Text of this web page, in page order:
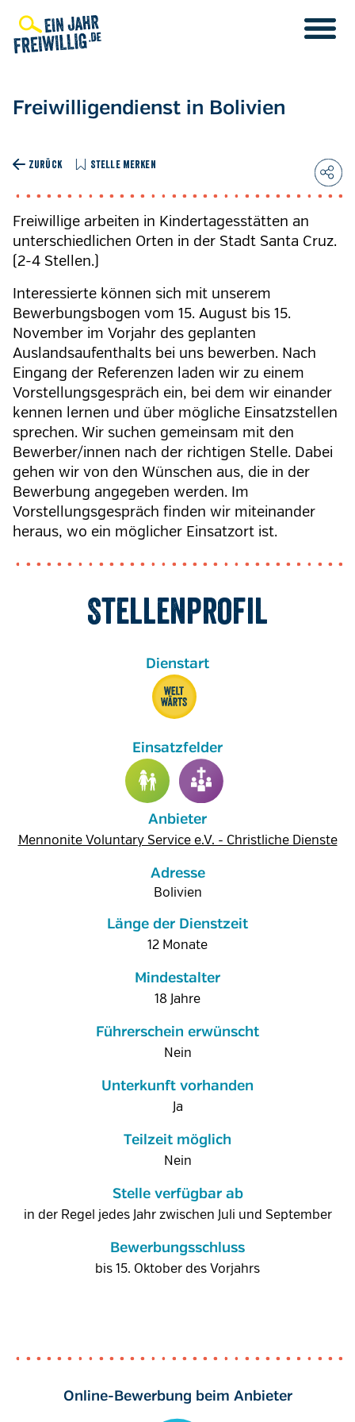
zum
Inhalt
Freiwilligendienst in Bolivien
ZURÜCK STELLE MERKEN
Freiwillige arbeiten in Kindertagesstätten an
unterschiedlichen Orten in der Stadt Santa Cruz.
(2-4 Stellen.)
Interessierte können sich mit unserem
Bewerbungsbogen vom 15. August bis 15.
November im Vorjahr des geplanten
Auslandsaufenthalts bei uns bewerben. Nach
Eingang der Referenzen laden wir zu einem
Vorstellungsgespräch ein, bei dem wir einander
kennen lernen und über mögliche Einsatzstellen
sprechen. Wir suchen gemeinsam mit den
Bewerber/innen nach der richtigen Stelle. Dabei
gehen wir von den Wünschen aus, die in der
Bewerbung angegeben werden. Im
Vorstellungsgespräch finden wir miteinander
heraus, wo ein möglicher Einsatzort ist.
Stellenprofil
Anbieter
Mennonite Voluntary Service e.V. - Christliche Dienste
Adresse
Bolivien
Länge der Dienstzeit
12 Monate
Mindestalter
18 Jahre
Führerschein erwünscht
Nein
Unterkunft vorhanden
Ja
Teilzeit möglich
Nein
Stelle verfügbar ab
in der Regel jedes Jahr zwischen Juli und September
Bewerbungsschluss
bis 15. Oktober des Vorjahrs
Online-Bewerbung beim Anbieter